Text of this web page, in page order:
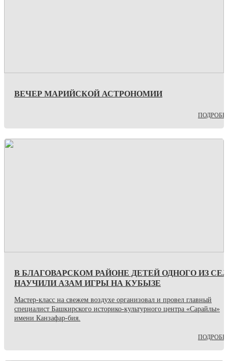
ВЕЧЕР МАРИЙСКОЙ АСТРОНОМИИ
В БЛАГОВАРСКОМ РАЙОНЕ ДЕТЕЙ ОДНОГО ИЗ СЕЛ
НАУЧИЛИ АЗАМ ИГРЫ НА КУБЫЗЕ
Мастер-класс на свежем воздухе организовал и провел главный
специалист Башкирского историко-культурного центра «Сарайлы»
имени Канзафар-бия.